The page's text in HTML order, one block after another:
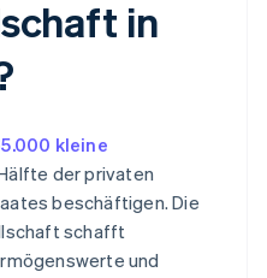
in
kleine
der privaten
beschäftigen. Die
schafft
und